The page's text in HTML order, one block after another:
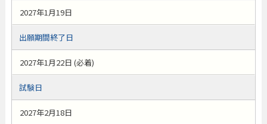
2027年1月19日
出願期間終了日
2027年1月22日 (必着)
試験日
2027年2月18日